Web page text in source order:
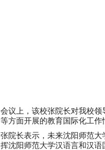
会议上，该校张院长对我校
等方面开展的教育国际化工作
张院长表示，未来沈阳师范
挥沈阳师范大学汉语言和汉语